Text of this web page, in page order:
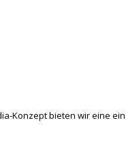
Konzept bieten wir eine